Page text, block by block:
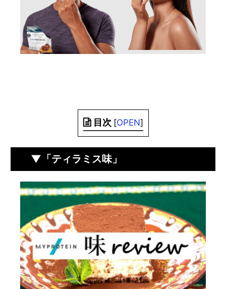
目次 [OPEN]
▼「ティラミス味」